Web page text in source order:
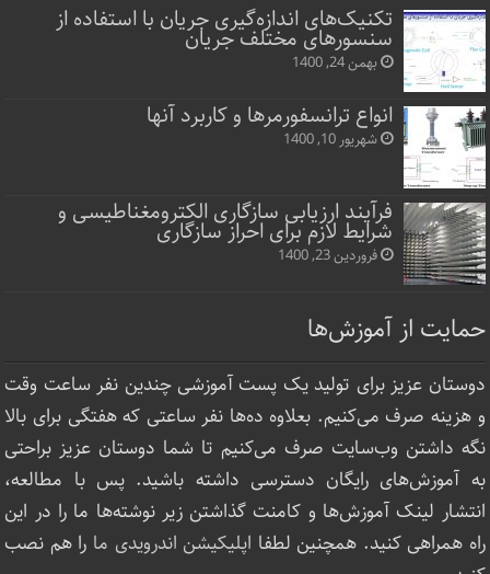
تکنیک‌های اندازه‌گیری جریان با استفاده از
سنسورهای مختلف جریان
بهمن 24, 1400
انواع ترانسفورمرها و کاربرد آنها
شهریور 10, 1400
فرآیند ارزیابی سازگاری الکترومغناطیسی و
شرایط لازم برای احراز سازگاری
فروردین 23, 1400
حمایت از آموزش‌ها
دوستان عزیز برای تولید یک پست آموزشی چندین نفر ساعت‌ وقت
و هزینه صرف می‌کنیم. بعلاوه ده‌ها نفر ساعتی که هفتگی برای بالا
نگه داشتن وب‌سایت صرف ‌می‌کنیم تا شما دوستان عزیز براحتی
به آموزش‌های رایگان دسترسی داشته باشید. پس با مطالعه،
انتشار لینک‌ آموزش‌ها و کامنت گذاشتن زیر نوشته‌‌ها ما را در این
راه همراهی کنید. همچنین لطفا اپلیکیشن اندرویدی ما را هم نصب